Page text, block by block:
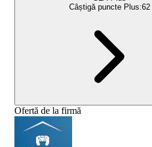
Câștigă puncte Plus:62
Ofertă de la firmă